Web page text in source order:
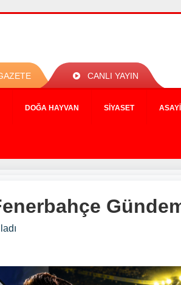
CANLI YAYIN
DOĞA HAYVAN SIYASET